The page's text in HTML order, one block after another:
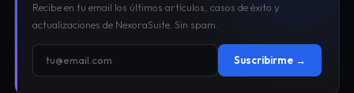
Recibe en tu email los últimos artículos, casos de éxito y
actualizaciones de NexoraSuite. Sin spam.
Suscribirme →